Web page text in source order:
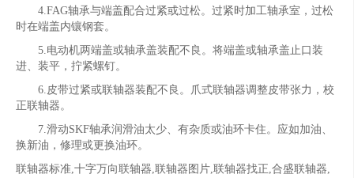
4.FAG轴承与端盖配合过紧或过松。过紧时加工轴承室，过松
时在端盖内镶钢套。
5.电动机两端盖或轴承盖装配不良。将端盖或轴承盖止口装
进、装平，拧紧螺钉。
6.皮带过紧或联轴器装配不良。爪式联轴器调整皮带张力，校
正联轴器。
7.滑动SKF轴承润滑油太少、有杂质或油环卡住。应如加油、
换新油，修理或更换油环。
联轴器标准,十字万向联轴器,联轴器图片,联轴器找正,合盛联轴器,